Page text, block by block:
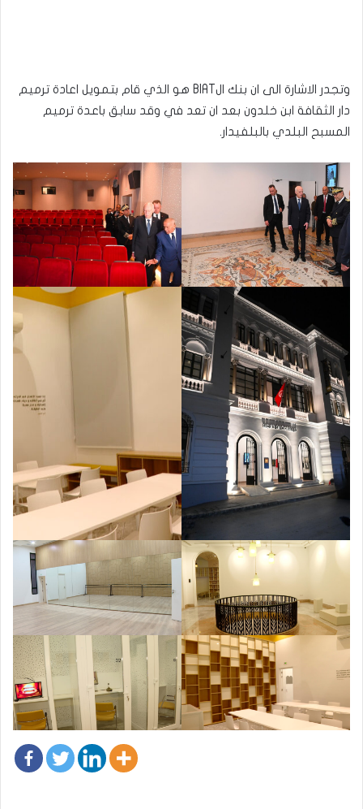
وتجدر الاشارة الى ان بنك الBIAT هو الذي قام بتمويل اعادة ترميم
دار الثقافة ابن خلدون بعد ان تعد في وقد سابق باعدة ترميم
المسبح البلدي بالبلفيدار.